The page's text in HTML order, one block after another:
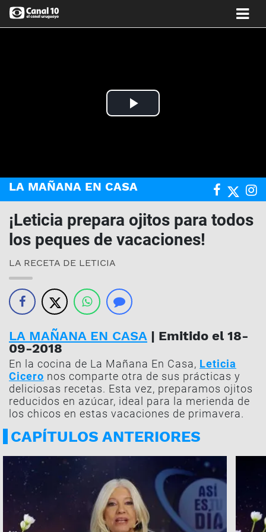
Play
LA MAÑANA EN CASA
¡Leticia prepara ojitos para todos
los peques de vacaciones!
LA RECETA DE LETICIA
LA MAÑANA EN CASA | Emitido el 18-
09-2018
En la cocina de La Mañana En Casa, Leticia
Cicero nos comparte otra de sus prácticas y
deliciosas recetas. Esta vez, preparamos ojitos
reducidos en azúcar, ideal para la merienda de
los chicos en estas vacaciones de primavera.
CAPÍTULOS ANTERIORES